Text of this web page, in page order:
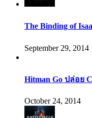
The Binding of
September 29, 2014
Hitman Go ปล่อย
October 24, 2014